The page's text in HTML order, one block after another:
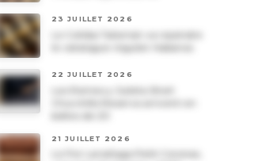
23 JUILLET 2026
Le Cohiba Talismán va rejoindre
le catalogue régulier Habanos
22 JUILLET 2026
Les Romeo y Julieta Short
21 JUILLET 2026
Le Por Larrañaga Petit Coronas,